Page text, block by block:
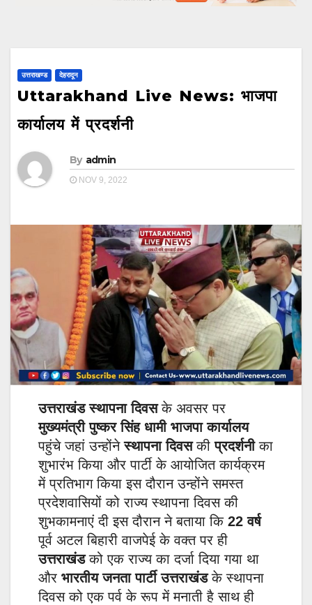
उत्तराखण्ड देहरादून
Uttarakhand Live News: भाजपा
कार्यालय में प्रदर्शनी
By admin
NOV 9, 2022
उत्तराखंड स्थापना दिवसके अवसर पर
मुख्यमंत्री पुष्कर सिंह धामी भाजपा कार्यालय
पहुंचे जहां उन्होंनेस्थापना दिवसकी प्रदर्शनीका
शुभारंभ किया और पार्टी के आयोजित कार्यक्रम
में प्रतिभाग किया इस दौरान उन्होंने समस्त
प्रदेशवासियों को राज्य स्थापना दिवस की
शुभकामनाएं दी इस दौरान ने बताया कि 22 वर्ष
पूर्व अटल बिहारी वाजपेई के वक्त पर ही
उत्तराखंडको एक राज्य का दर्जा दिया गया था
और भारतीय जनता पार्टी उत्तराखंडके स्थापना
दिवस को एक पर्व के रूप में मनाती है साथ ही